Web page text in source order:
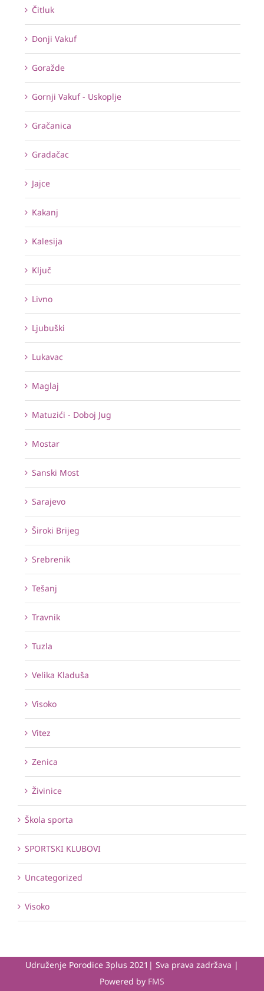
Čitluk
Donji Vakuf
Goražde
Gornji Vakuf - Uskoplje
Gračanica
Gradačac
Jajce
Kakanj
Kalesija
Ključ
Livno
Ljubuški
Lukavac
Maglaj
Matuzići - Doboj Jug
Mostar
Sanski Most
Sarajevo
Široki Brijeg
Srebrenik
Tešanj
Travnik
Tuzla
Velika Kladuša
Visoko
Vitez
Zenica
Živinice
Škola sporta
SPORTSKI KLUBOVI
Uncategorized
Visoko
Udruženje Porodice 3plus 2021| Sva prava zadržava |
Powered by FMS